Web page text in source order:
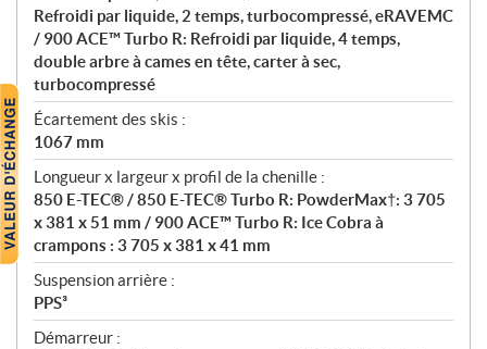
Refroidi par liquide, 2 temps, turbocompressé, eRAVEMC
/ 900 ACE™ Turbo R: Refroidi par liquide, 4 temps,
double arbre à cames en tête, carter à sec,
turbocompressé
Écartement des skis :
1067 mm
Longueur x largeur x profil de la chenille :
850 E-TEC® / 850 E-TEC® Turbo R: PowderMax†: 3 705
x 381 x 51 mm / 900 ACE™ Turbo R: Ice Cobra à
crampons : 3 705 x 381 x 41 mm
Suspension arrière :
PPS³
Démarreur :